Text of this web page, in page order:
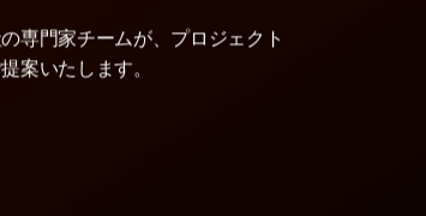
専門家チームが、プロジェクト
案いたします。